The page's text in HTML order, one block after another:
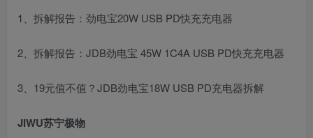
1、拆解报告：劲电宝20W USB PD快充充电器
2、拆解报告：JDB劲电宝 45W 1C4A USB PD快充充电器
3、19元值不值？JDB劲电宝18W USB PD充电器拆解
JIWU苏宁极物